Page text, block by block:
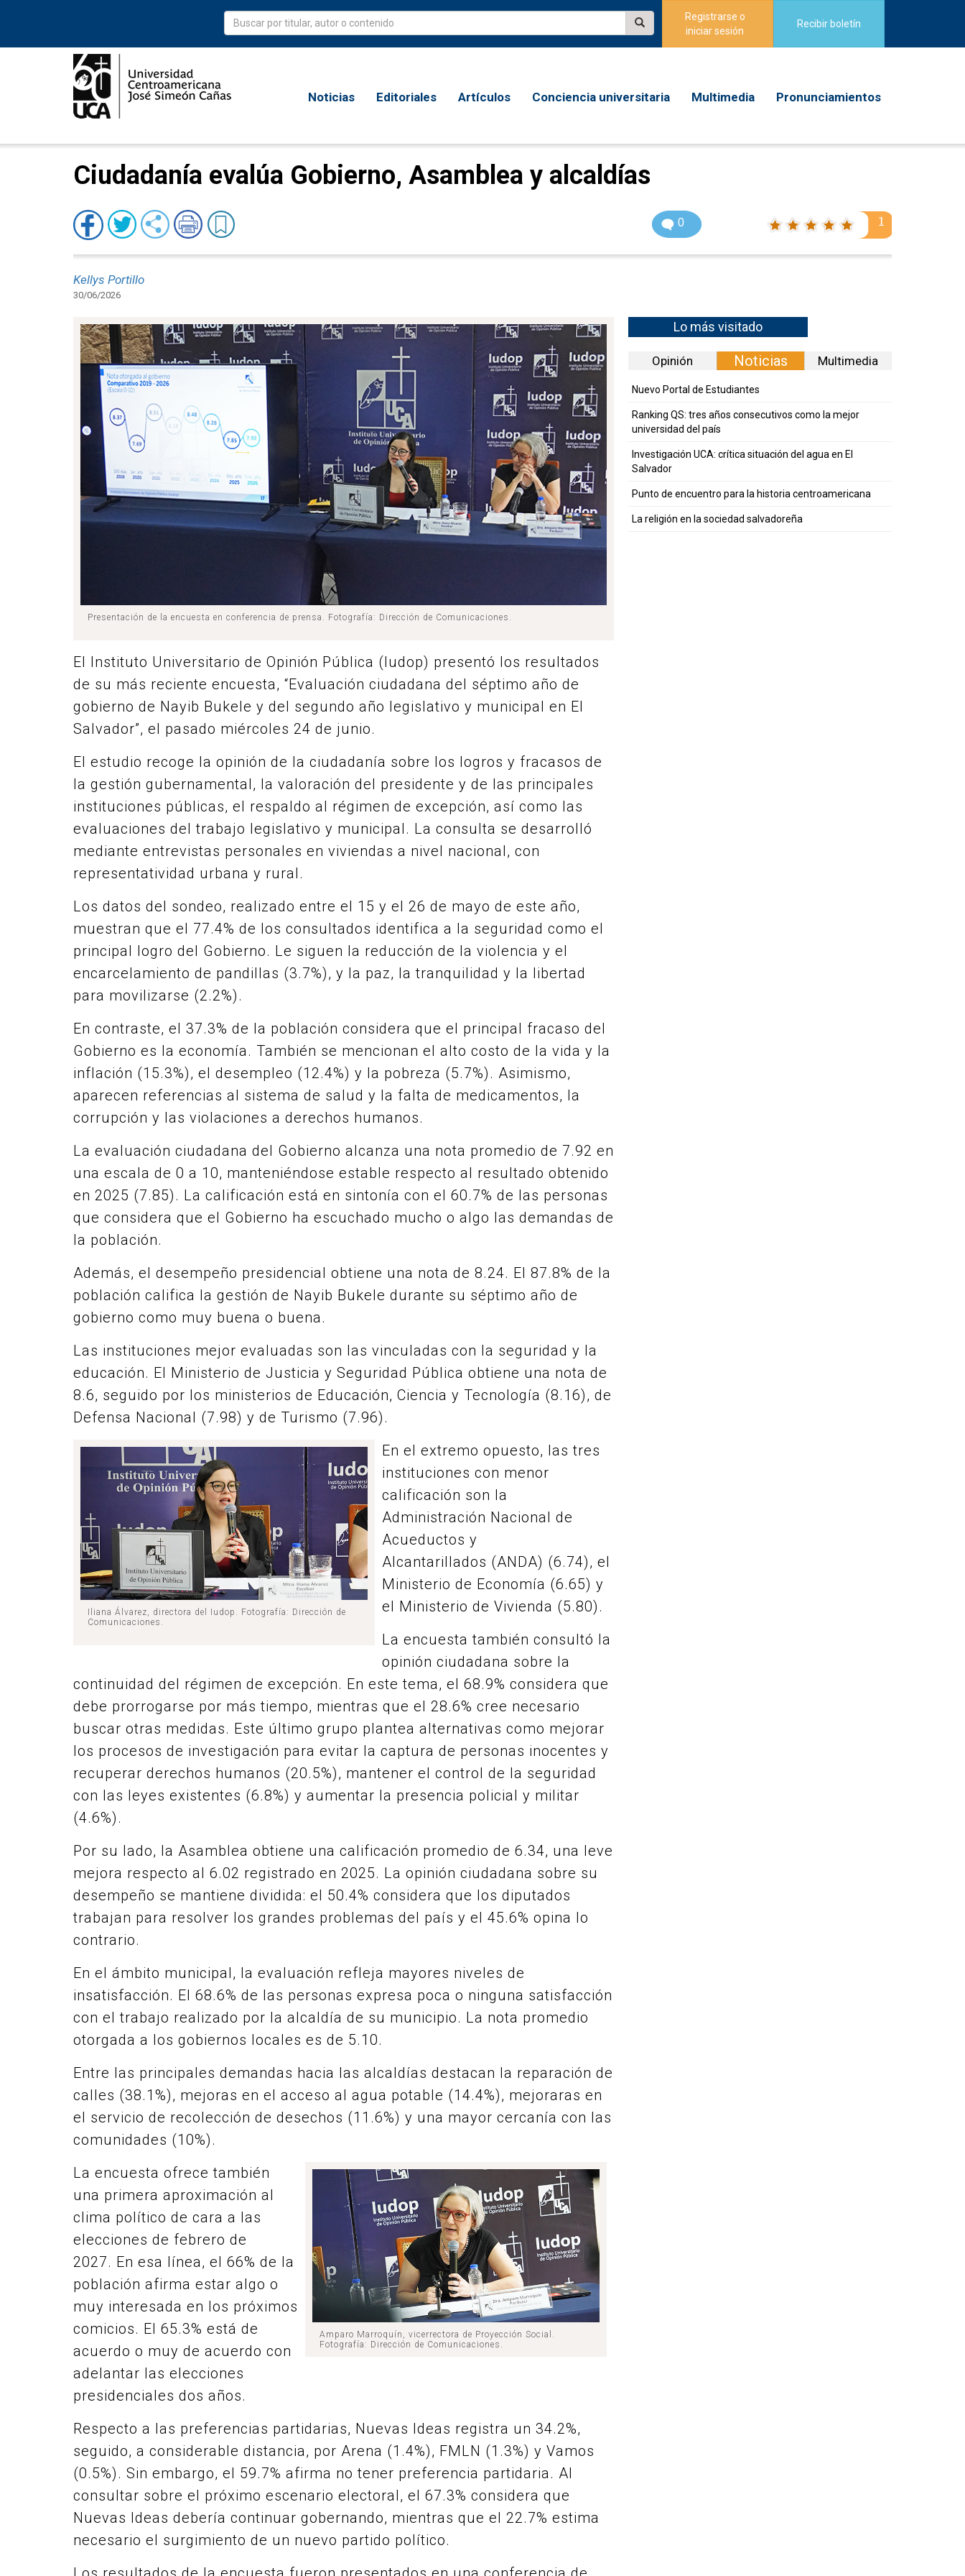
Registrarse o
iniciar sesión
Recibir boletín
Noticias Editoriales Artículos Conciencia universitaria Multimedia Pronunciamientos
Ciudadanía evalúa Gobierno, Asamblea y alcaldías
0 1
Kellys Portillo
30/06/2026
Presentación de la encuesta en conferencia de prensa. Fotografía: Dirección de Comunicaciones.
El Instituto Universitario de Opinión Pública (Iudop) presentó los resultados
de su más reciente encuesta, “Evaluación ciudadana del séptimo año de
gobierno de Nayib Bukele y del segundo año legislativo y municipal en El
Salvador”, el pasado miércoles 24 de junio.
El estudio recoge la opinión de la ciudadanía sobre los logros y fracasos de
la gestión gubernamental, la valoración del presidente y de las principales
instituciones públicas, el respaldo al régimen de excepción, así como las
evaluaciones del trabajo legislativo y municipal. La consulta se desarrolló
mediante entrevistas personales en viviendas a nivel nacional, con
representatividad urbana y rural.
Los datos del sondeo, realizado entre el 15 y el 26 de mayo de este año,
muestran que el 77.4% de los consultados identifica a la seguridad como el
principal logro del Gobierno. Le siguen la reducción de la violencia y el
encarcelamiento de pandillas (3.7%), y la paz, la tranquilidad y la libertad
para movilizarse (2.2%).
En contraste, el 37.3% de la población considera que el principal fracaso del
Gobierno es la economía. También se mencionan el alto costo de la vida y la
inflación (15.3%), el desempleo (12.4%) y la pobreza (5.7%). Asimismo,
aparecen referencias al sistema de salud y la falta de medicamentos, la
corrupción y las violaciones a derechos humanos.
La evaluación ciudadana del Gobierno alcanza una nota promedio de 7.92 en
una escala de 0 a 10, manteniéndose estable respecto al resultado obtenido
en 2025 (7.85). La calificación está en sintonía con el 60.7% de las personas
que considera que el Gobierno ha escuchado mucho o algo las demandas de
la población.
Además, el desempeño presidencial obtiene una nota de 8.24. El 87.8% de la
población califica la gestión de Nayib Bukele durante su séptimo año de
gobierno como muy buena o buena.
Las instituciones mejor evaluadas son las vinculadas con la seguridad y la
educación. El Ministerio de Justicia y Seguridad Pública obtiene una nota de
8.6, seguido por los ministerios de Educación, Ciencia y Tecnología (8.16), de
Defensa Nacional (7.98) y de Turismo (7.96).
Iliana Álvarez, directora del Iudop. Fotografía: Dirección de
Comunicaciones.
En el extremo opuesto, las tres
instituciones con menor
calificación son la
Administración Nacional de
Acueductos y
Alcantarillados (ANDA) (6.74), el
Ministerio de Economía (6.65) y
el Ministerio de Vivienda (5.80).
La encuesta también consultó la
opinión ciudadana sobre la
continuidad del régimen de excepción. En este tema, el 68.9% considera que
debe prorrogarse por más tiempo, mientras que el 28.6% cree necesario
buscar otras medidas. Este último grupo plantea alternativas como mejorar
los procesos de investigación para evitar la captura de personas inocentes y
recuperar derechos humanos (20.5%), mantener el control de la seguridad
con las leyes existentes (6.8%) y aumentar la presencia policial y militar
(4.6%).
Por su lado, la Asamblea obtiene una calificación promedio de 6.34, una leve
mejora respecto al 6.02 registrado en 2025. La opinión ciudadana sobre su
desempeño se mantiene dividida: el 50.4% considera que los diputados
trabajan para resolver los grandes problemas del país y el 45.6% opina lo
contrario.
En el ámbito municipal, la evaluación refleja mayores niveles de
insatisfacción. El 68.6% de las personas expresa poca o ninguna satisfacción
con el trabajo realizado por la alcaldía de su municipio. La nota promedio
otorgada a los gobiernos locales es de 5.10.
Entre las principales demandas hacia las alcaldías destacan la reparación de
calles (38.1%), mejoras en el acceso al agua potable (14.4%), mejoraras en
el servicio de recolección de desechos (11.6%) y una mayor cercanía con las
comunidades (10%).
Amparo Marroquín, vicerrectora de Proyección Social.
Fotografía: Dirección de Comunicaciones.
La encuesta ofrece también
una primera aproximación al
clima político de cara a las
elecciones de febrero de
2027. En esa línea, el 66% de la
población afirma estar algo o
muy interesada en los próximos
comicios. El 65.3% está de
acuerdo o muy de acuerdo con
adelantar las elecciones
presidenciales dos años.
Respecto a las preferencias partidarias, Nuevas Ideas registra un 34.2%,
seguido, a considerable distancia, por Arena (1.4%), FMLN (1.3%) y Vamos
(0.5%). Sin embargo, el 59.7% afirma no tener preferencia partidaria. Al
consultar sobre el próximo escenario electoral, el 67.3% considera que
Nuevas Ideas debería continuar gobernando, mientras que el 22.7% estima
necesario el surgimiento de un nuevo partido político.
Lo más visitado
Opinión Noticias Multimedia
Nuevo Portal de Estudiantes
Ranking QS: tres años consecutivos como la mejor
universidad del país
Investigación UCA: crítica situación del agua en El
Salvador
Punto de encuentro para la historia centroamericana
La religión en la sociedad salvadoreña